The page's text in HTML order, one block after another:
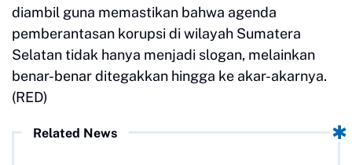
diambil guna memastikan bahwa agenda
pemberantasan korupsi di wilayah Sumatera
Selatan tidak hanya menjadi slogan, melainkan
benar-benar ditegakkan hingga ke akar-akarnya.
(RED)
Related News